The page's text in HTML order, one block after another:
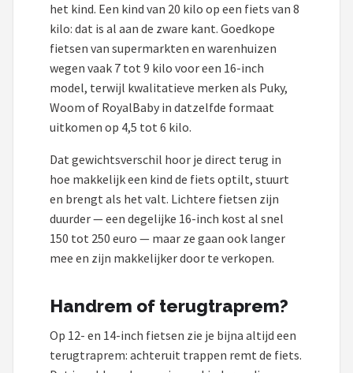
het kind. Een kind van 20 kilo op een fiets van 8
kilo: dat is al aan de zware kant. Goedkope
fietsen van supermarkten en warenhuizen
wegen vaak 7 tot 9 kilo voor een 16-inch
model, terwijl kwalitatieve merken als Puky,
Woom of RoyalBaby in datzelfde formaat
uitkomen op 4,5 tot 6 kilo.
Dat gewichtsverschil hoor je direct terug in
hoe makkelijk een kind de fiets optilt, stuurt
en brengt als het valt. Lichtere fietsen zijn
duurder — een degelijke 16-inch kost al snel
150 tot 250 euro — maar ze gaan ook langer
mee en zijn makkelijker door te verkopen.
Handrem of terugtraprem?
Op 12- en 14-inch fietsen zie je bijna altijd een
terugtraprem: achteruit trappen remt de fiets.